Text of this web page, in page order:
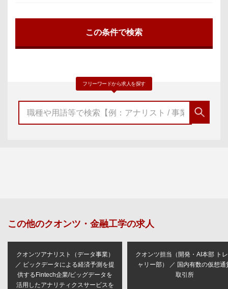
フリーワードから求人を探す
この他のクオンツ・金融工学の求人
クオンツアナリスト（データ事業）
／ ビックデータによる経済予測を提
供するFintech企業/ビッグデータを
活用したアナリティクスサービスを
クオンツ担当（開発・AI本部 ト
ャリー部） ／ 国内有数の仮想通
取引所